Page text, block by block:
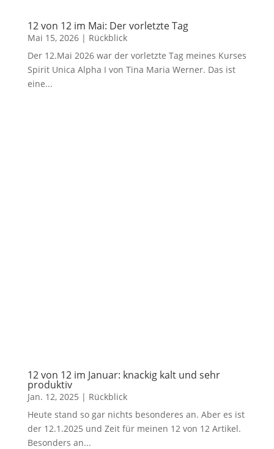
12 von 12 im Mai: Der vorletzte Tag
Mai 15, 2026| Rückblick
Der 12.Mai 2026 war der vorletzte Tag meines Kurses
Spirit Unica Alpha I von Tina Maria Werner. Das ist
eine...
12 von 12 im Januar: knackig kalt und sehr
produktiv
Jan. 12, 2025 | Rückblick
Heute stand so gar nichts besonderes an. Aber es ist
der 12.1.2025 und Zeit für meinen 12 von 12 Artikel.
Besonders an...